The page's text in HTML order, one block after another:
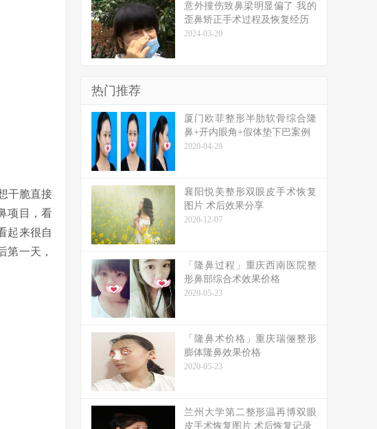
干脆直接
项目，看
起来很自
第一天，
意外撞伤致鼻梁明显偏了 我的
歪鼻矫正手术过程及恢复经历
2024-03-20
热门推荐
厦门欧菲整形半肋软骨综合隆
鼻+开内眼角+假体垫下巴案例
2020-04-28
襄阳悦美整形双眼皮手术恢复
图片 术后效果分享
2020-12-07
「隆鼻过程」重庆西南医院整
形鼻部综合术效果价格
2020-05-23
「隆鼻术价格」重庆瑞俪整形
膨体隆鼻效果价格
2020-05-23
兰州大学第二整形温再博双眼
皮手术恢复图片 术后恢复记录